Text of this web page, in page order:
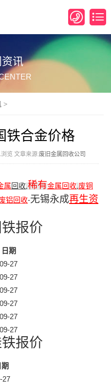
讯
>
铁合金价格
浏览 文章来源:废旧金属回收公司
属回收,稀有金属回收,废铜
铝回收-无锡永成再生资
报价
日期
09-27
09-27
09-27
09-27
09-27
09-27
报价
期
27